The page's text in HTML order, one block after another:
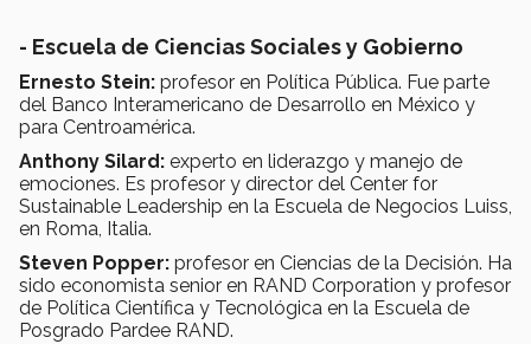
- Escuela de Ciencias Sociales y Gobierno
Ernesto Stein: profesor en Política Pública. Fue parte
del Banco Interamericano de Desarrollo en México y
para Centroamérica.
Anthony Silard: experto en liderazgo y manejo de
emociones. Es profesor y director del Center for
Sustainable Leadership en la Escuela de Negocios Luiss,
en Roma, Italia.
Steven Popper: profesor en Ciencias de la Decisión. Ha
sido economista senior en RAND Corporation y profesor
de Política Científica y Tecnológica en la Escuela de
Posgrado Pardee RAND.